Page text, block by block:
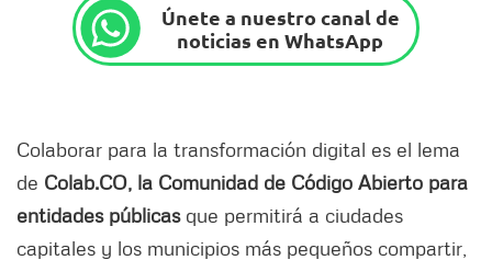
Únete a nuestro canal de
noticias en WhatsApp
Colaborar para la transformación digital es el lema
de Colab.CO, la Comunidad de Código Abierto para
entidades públicasque permitirá a ciudades
capitales y los municipios más pequeños compartir,